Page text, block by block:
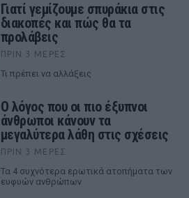
Γιατί γεμίζουμε σπυράκια στις
διακοπές και πώς θα τα
προλάβεις
ΠΡΙΝ 3 ΜΈΡΕΣ
Τι πρέπει να αλλάξεις
Ο λόγος που οι πιο έξυπνοι
άνθρωποι κάνουν τα
μεγαλύτερα λάθη στις σχέσεις
ΠΡΙΝ 3 ΜΈΡΕΣ
Τα 4 συχνότερα ερωτικά ατοπήματα των
ευφυών ανθρώπων